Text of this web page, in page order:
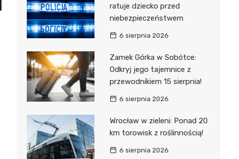
ratuje dziecko przed
niebezpieczeństwem
6 sierpnia 2026
Zamek Górka w Sobótce:
Odkryj jego tajemnice z
przewodnikiem 15 sierpnia!
6 sierpnia 2026
Wrocław w zieleni: Ponad 20
km torowisk z roślinnością!
6 sierpnia 2026